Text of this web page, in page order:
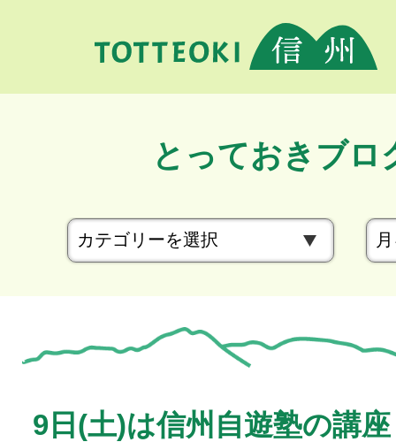
とっておきブロ
カ
テ
リ
ー
9日(土)は信州自遊塾の講